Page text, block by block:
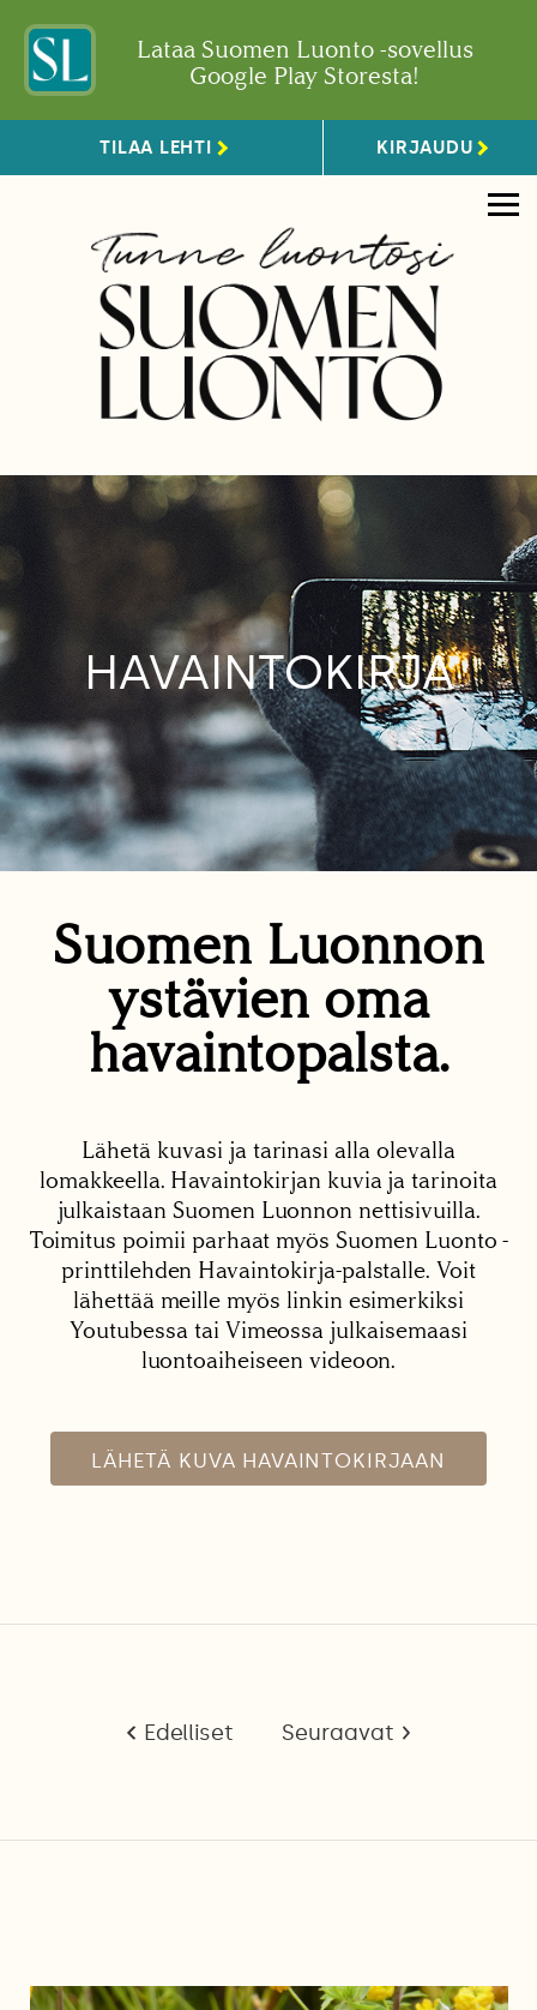
Lataa Suomen Luonto -sovellus
Google Play Storesta!
TILAA LEHTI KIRJAUDU
HAVAINTOKIRJA
Suomen Luonnon
ystävien oma
havaintopalsta.
Lähetä kuvasi ja tarinasi alla olevalla
lomakkeella. Havaintokirjan kuvia ja tarinoita
julkaistaan Suomen Luonnon nettisivuilla.
Toimitus poimii parhaat myös Suomen Luonto -
printtilehden Havaintokirja-palstalle. Voit
lähettää meille myös linkin esimerkiksi
Youtubessa tai Vimeossa julkaisemaasi
luontoaiheiseen videoon.
LÄHETÄ KUVA HAVAINTOKIRJAAN
Edelliset Seuraavat